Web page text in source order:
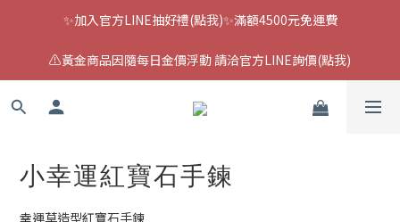
✨加入官方LINE抽好禮(點我)✨滿額4500元免運費
⚠️黃金商品因隨每日金價浮動 請洽官方LINE詢價(點我)
小幸運紅寶石手鍊
幸運草造型紅寶石手鍊